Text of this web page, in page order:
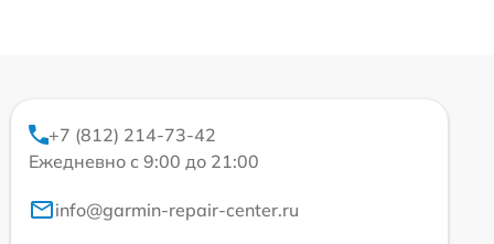
+7 (812) 214-73-42
Ежедневно с 9:00 до 21:00
info@garmin-repair-center.ru